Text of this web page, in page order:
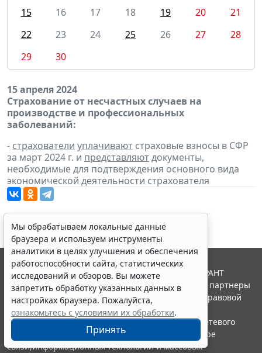
15
16 17 18 19 20
21
22
23 24 25 26 27
28
29
30
15 апреля 2024
Страхование от несчастных случаев на
производстве и профессиональных
заболеваний:
- страхователи уплачивают страховые взносы в СФР
за март 2024 г. и представляютдокументы,
необходимые для подтверждения основного вида
экономической деятельности страхователя
Мы обрабатываем локальные данные
браузера и используем инструменты
аналитики в целях улучшения и обеспечения
работоспособности сайта, статистических
исследований и обзоров. Вы можете
запретить обработку указанных данных в
настройках браузера. Пожалуйста,
ознакомьтесь с условиями их обработки.
Принять
© ООО "НПП "ГАРАНТ-СЕРВИС", 2026. Система ГАРАНТ
выпускается с 1990 года. Компания "Гарант" и ее партнеры
являются участниками Российской ассоциации правовой
информации ГАРАНТ.
Портал ГАРАНТ.РУ зарегистрирован в качестве сетевого
издания Федеральной службой по надзору в сфере
связи,информационных технологий и массовых